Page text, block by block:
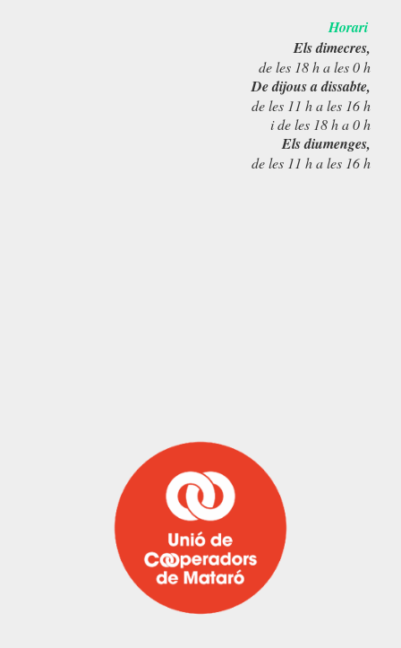
Horari
Els dimecres,
de les 18 h a les 0 h
De dijous a dissabte,
de les 11 h a les 16 h
i de les 18 h a 0 h
Els diumenges,
de les 11 h a les 16 h